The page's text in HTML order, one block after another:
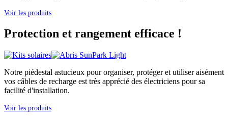
Voir les produits
Protection et rangement efficace !
Notre piédestal astucieux pour organiser, protéger et utiliser aisément
vos câbles de recharge est très apprécié des électriciens pour sa
facilité d'installation.
Voir les produits